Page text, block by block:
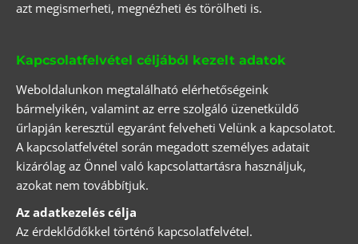
azt megismerheti, megnézheti és törölheti is.
Kapcsolatfelvétel céljából kezelt adatok
Weboldalunkon megtalálható elérhetőségeink
bármelyikén, valamint az erre szolgáló üzenetküldő
űrlapján keresztül egyaránt felveheti Velünk a kapcsolatot.
A kapcsolatfelvétel során megadott személyes adatait
kizárólag az Önnel való kapcsolattartásra használjuk,
azokat nem továbbítjuk.
Az adatkezelés célja
Az érdeklődőkkel történő kapcsolatfelvétel.